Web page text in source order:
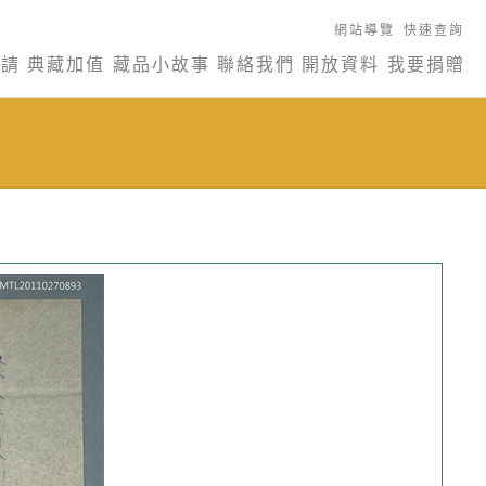
網站導覽 快速查詢
典藏加值 藏品小故事 聯絡我們 開放資料 我要捐贈